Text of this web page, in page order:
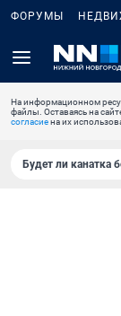
ФОРУМЫ
На информационном
файлы. Оставаясь на
согласиена их
Будет ли канатка